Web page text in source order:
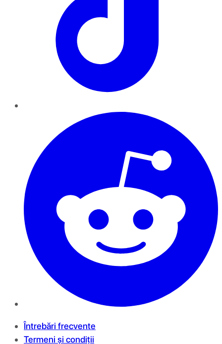
Întrebări frecvente
Termeni și condiții